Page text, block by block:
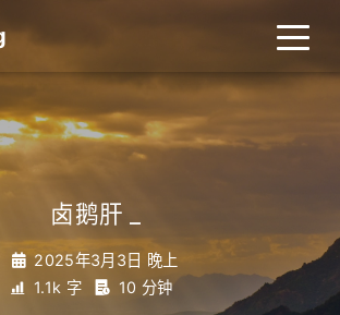
卤鹅肝
2025年3月3日 晚上
1.1k 字
10 分钟